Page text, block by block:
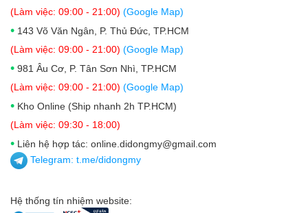
(Làm việc: 09:00 - 21:00) (Google Map)
• 143 Võ Văn Ngân, P. Thủ Đức, TP.HCM
(Làm việc: 09:00 - 21:00) (Google Map)
• 981 Âu Cơ, P. Tân Sơn Nhì, TP.HCM
(Làm việc: 09:00 - 21:00) (Google Map)
• Kho Online (Ship nhanh 2h TP.HCM)
(Làm việc: 09:30 - 18:00)
• Liên hệ hợp tác: online.didongmy@gmail.com
Telegram: t.me/didongmy
Hệ thống tín nhiệm website: